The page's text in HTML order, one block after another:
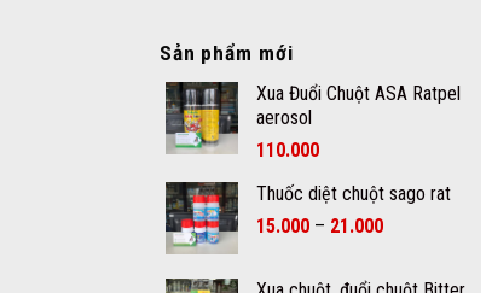
Sản phẩm mới
Xua Đuổi Chuột ASA Ratpel
aerosol
110.000
Thuốc diệt chuột sago rat
15.000 – 21.000